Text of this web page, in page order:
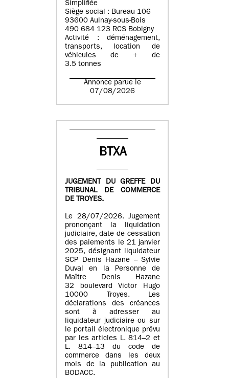
Simplifiée
Siège social : Bureau 106
93600 Aulnay-sous-Bois
490 684 123 RCS Bobigny
Activité : déménagement,
transports, location de
véhicules de + de
3.5 tonnes
Annonce parue le
07/08/2026
BTXA
JUGEMENT DU GREFFE DU
TRIBUNAL DE COMMERCE
DE TROYES.
Le 28/07/2026. Jugement
prononçant la liquidation
judiciaire, date de cessation
des paiements le 21 janvier
2025, désignant liquidateur
SCP Denis Hazane – Sylvie
Duval en la Personne de
Maître Denis Hazane
32 boulevard Victor Hugo
10000 Troyes. Les
déclarations des créances
sont à adresser au
liquidateur judiciaire ou sur
le portail électronique prévu
par les articles L. 814–2 et
L. 814–13 du code de
commerce dans les deux
mois de la publication au
BODACC.